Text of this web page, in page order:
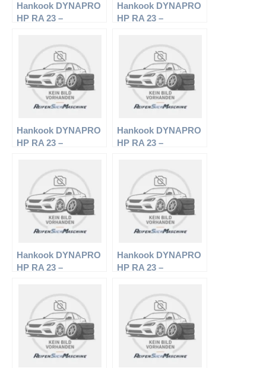
Hankook DYNAPRO
HP RA 23 –
Sommerreifen
Hankook DYNAPRO
HP RA 23 –
Sommerreifen
Hankook DYNAPRO
HP RA 23 –
Sommerreifen
Hankook DYNAPRO
HP RA 23 –
Sommerreifen
Hankook DYNAPRO
HP RA 23 –
Sommerreifen
Hankook DYNAPRO
HP RA 23 –
Sommerreifen